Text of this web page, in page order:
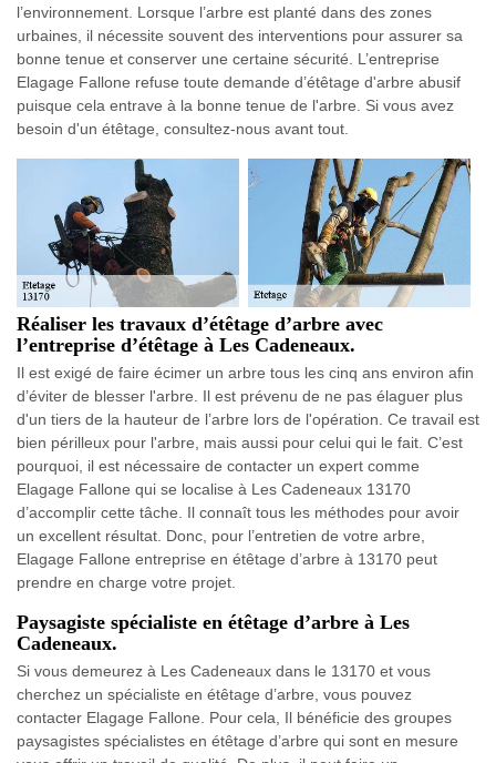
l’environnement. Lorsque l’arbre est planté dans des zones
urbaines, il nécessite souvent des interventions pour assurer sa
bonne tenue et conserver une certaine sécurité. L’entreprise
Elagage Fallone refuse toute demande d’étêtage d'arbre abusif
puisque cela entrave à la bonne tenue de l'arbre. Si vous avez
besoin d'un étêtage, consultez-nous avant tout.
Réaliser les travaux d’étêtage d’arbre avec
l’entreprise d’étêtage à Les Cadeneaux.
Il est exigé de faire écimer un arbre tous les cinq ans environ afin
d’éviter de blesser l'arbre. Il est prévenu de ne pas élaguer plus
d'un tiers de la hauteur de l’arbre lors de l'opération. Ce travail est
bien périlleux pour l'arbre, mais aussi pour celui qui le fait. C’est
pourquoi, il est nécessaire de contacter un expert comme
Elagage Fallone qui se localise à Les Cadeneaux 13170
d’accomplir cette tâche. Il connaît tous les méthodes pour avoir
un excellent résultat. Donc, pour l’entretien de votre arbre,
Elagage Fallone entreprise en étêtage d’arbre à 13170 peut
prendre en charge votre projet.
Paysagiste spécialiste en étêtage d’arbre à Les
Cadeneaux.
Si vous demeurez à Les Cadeneaux dans le 13170 et vous
cherchez un spécialiste en étêtage d’arbre, vous pouvez
contacter Elagage Fallone. Pour cela, Il bénéficie des groupes
paysagistes spécialistes en étêtage d’arbre qui sont en mesure